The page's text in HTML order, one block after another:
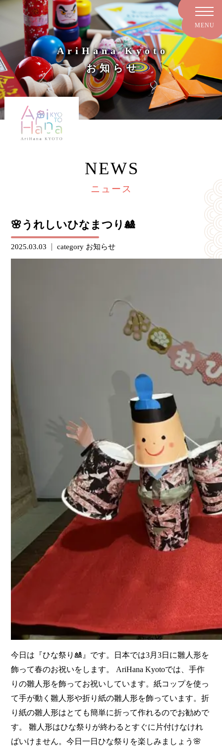
AriHana Kyoto
お知らせ
NEWS
ニュース
🌸うれしいひなまつり🎎
2025.03.03 category お知らせ
今日は『ひな祭り🎎』です。日本では3月3日に雛人形を
飾って春のお祝いをします。 AriHana Kyotoでは、手作
りの雛人形を飾ってお祝いしています。紙コップを使っ
て手が動く雛人形や折り紙の雛人形を飾っています。折
り紙の雛人形はとても簡単に折って作れるのでお勧めで
す。 雛人形はひな祭りが終わるとすぐに片付けなけれ
ばいけません。今日一日ひな祭りを楽しみましょう🌸